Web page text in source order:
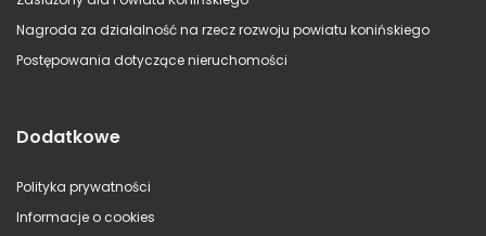
Nagroda za działalność na rzecz rozwoju powiatu konińskiego
Postępowania dotyczące nieruchomości
Dodatkowe
Polityka prywatności
Informacje o cookies